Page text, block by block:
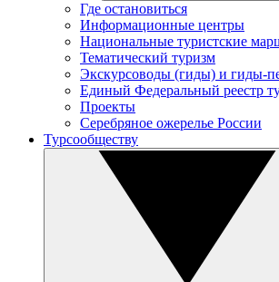
Где остановиться
Информационные центры
Национальные туристские
Тематический туризм
Экскурсоводы (гиды) и гиды-
Единый Федеральный реестр
Проекты
Серебряное ожерелье России
Турсообществу